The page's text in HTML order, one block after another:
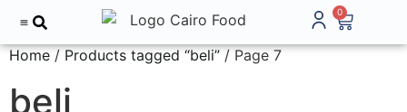
0
Home / Products tagged “beli” / Page 7
beli